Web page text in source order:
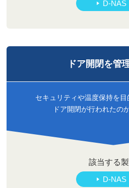
D-NAS
ドア開閉を管
セキュリティや温度保持を
ドア開閉が行われたの
該当する
D-NAS